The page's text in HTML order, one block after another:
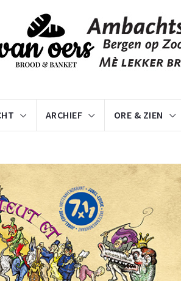
ARCHIEF ORE & ZIEN